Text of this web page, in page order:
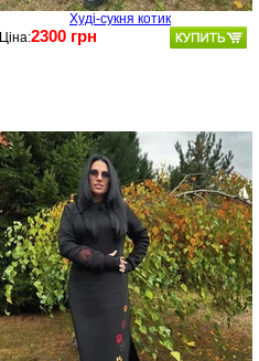
Худі-сукня котик
Ціна:2300 грн